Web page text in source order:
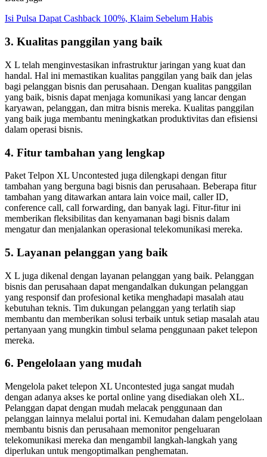
Isi Pulsa Dapat Cashback 100%, Klaim Sebelum Habis
3. Kualitas panggilan yang baik
X L telah menginvestasikan infrastruktur jaringan yang kuat dan
handal. Hal ini memastikan kualitas panggilan yang baik dan jelas
bagi pelanggan bisnis dan perusahaan. Dengan kualitas panggilan
yang baik, bisnis dapat menjaga komunikasi yang lancar dengan
karyawan, pelanggan, dan mitra bisnis mereka. Kualitas panggilan
yang baik juga membantu meningkatkan produktivitas dan efisiensi
dalam operasi bisnis.
4. Fitur tambahan yang lengkap
Paket Telpon XL Uncontested juga dilengkapi dengan fitur
tambahan yang berguna bagi bisnis dan perusahaan. Beberapa fitur
tambahan yang ditawarkan antara lain voice mail, caller ID,
conference call, call forwarding, dan banyak lagi. Fitur-fitur ini
memberikan fleksibilitas dan kenyamanan bagi bisnis dalam
mengatur dan menjalankan operasional telekomunikasi mereka.
5. Layanan pelanggan yang baik
X L juga dikenal dengan layanan pelanggan yang baik. Pelanggan
bisnis dan perusahaan dapat mengandalkan dukungan pelanggan
yang responsif dan profesional ketika menghadapi masalah atau
kebutuhan teknis. Tim dukungan pelanggan yang terlatih siap
membantu dan memberikan solusi terbaik untuk setiap masalah atau
pertanyaan yang mungkin timbul selama penggunaan paket telepon
mereka.
6. Pengelolaan yang mudah
Mengelola paket telepon XL Uncontested juga sangat mudah
dengan adanya akses ke portal online yang disediakan oleh XL.
Pelanggan dapat dengan mudah melacak penggunaan dan
pelanggan lainnya melalui portal ini. Kemudahan dalam pengelolaan
membantu bisnis dan perusahaan memonitor pengeluaran
telekomunikasi mereka dan mengambil langkah-langkah yang
diperlukan untuk mengoptimalkan penghematan.